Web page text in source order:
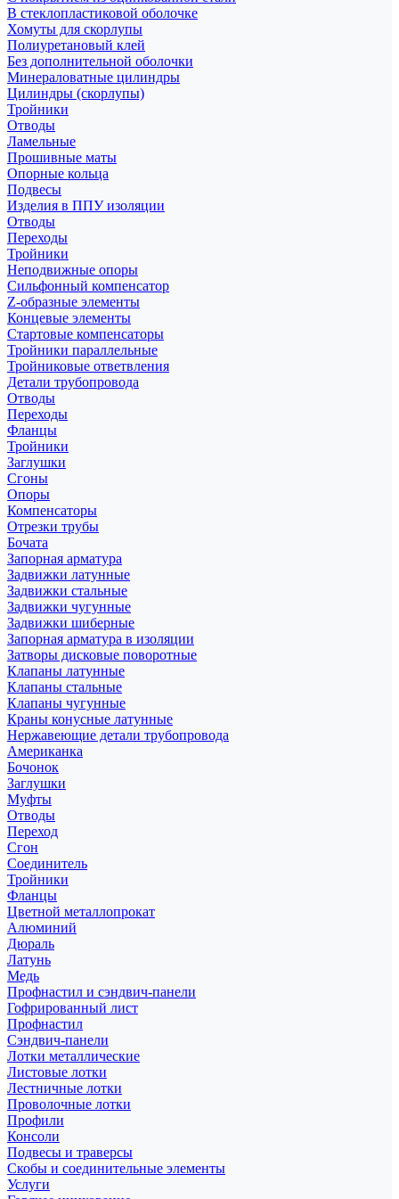
В стеклопластиковой оболочке
Хомуты для скорлупы
Полиуретановый клей
Без дополнительной оболочки
Минераловатные цилиндры
Цилиндры (скорлупы)
Тройники
Отводы
Ламельные
Прошивные маты
Опорные кольца
Подвесы
Изделия в ППУ изоляции
Отводы
Переходы
Тройники
Неподвижные опоры
Cильфонный компенсатор
Z-образные элементы
Концевые элементы
Стартовые компенсаторы
Тройники параллельные
Тройниковые ответвления
Детали трубопровода
Отводы
Переходы
Фланцы
Тройники
Заглушки
Сгоны
Опоры
Компенсаторы
Отрезки трубы
Бочата
Запорная арматура
Задвижки латунные
Задвижки стальные
Задвижки чугунные
Задвижки шиберные
Запорная арматура в изоляции
Затворы дисковые поворотные
Клапаны латунные
Клапаны стальные
Клапаны чугунные
Краны конусные латунные
Нержавеющие детали трубопровода
Американка
Бочонок
Заглушки
Муфты
Отводы
Переход
Сгон
Соединитель
Тройники
Фланцы
Цветной металлопрокат
Алюминий
Дюраль
Латунь
Медь
Профнастил и сэндвич-панели
Гофрированный лист
Профнастил
Сэндвич-панели
Лотки металлические
Листовые лотки
Лестничные лотки
Проволочные лотки
Профили
Консоли
Подвесы и траверсы
Скобы и соединительные элементы
Услуги